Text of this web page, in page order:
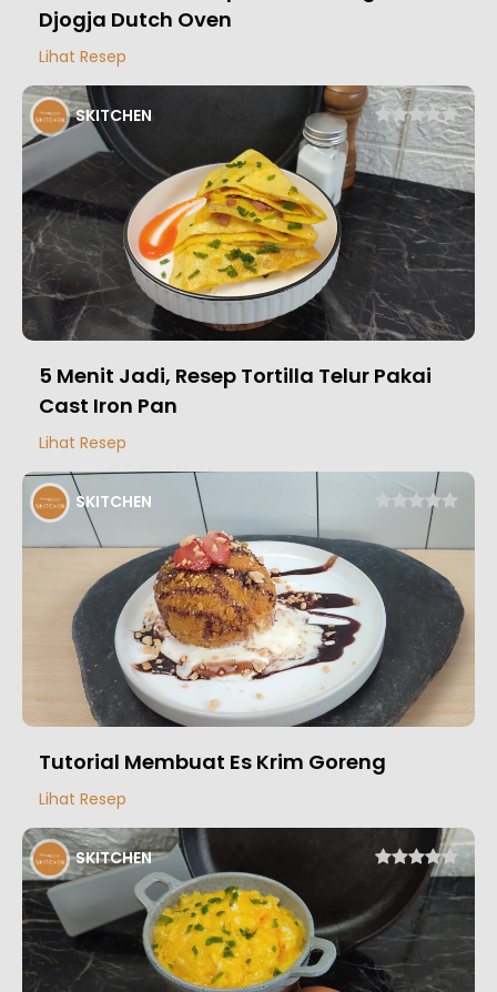
Djogja Dutch Oven
Lihat Resep
SKITCHEN
5 Menit Jadi, Resep Tortilla Telur Pakai
Cast Iron Pan
Lihat Resep
SKITCHEN
Tutorial Membuat Es Krim Goreng
Lihat Resep
SKITCHEN